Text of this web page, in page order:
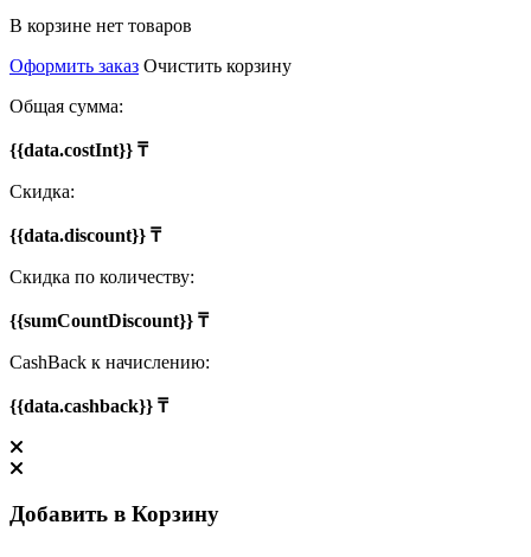
В корзине нет товаров
Оформить заказ Очистить корзину
Общая сумма:
{{data.costInt}} ₸
Скидка:
{{data.discount}} ₸
Скидка по количеству:
{{sumCountDiscount}} ₸
CashBack к начислению:
{{data.cashback}} ₸
Добавить в Корзину